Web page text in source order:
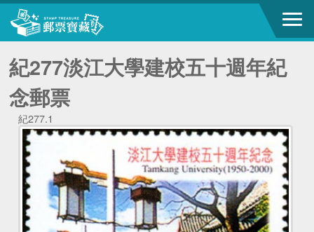
紀277淡江大學建校五十週年紀
念郵票
紀277.1